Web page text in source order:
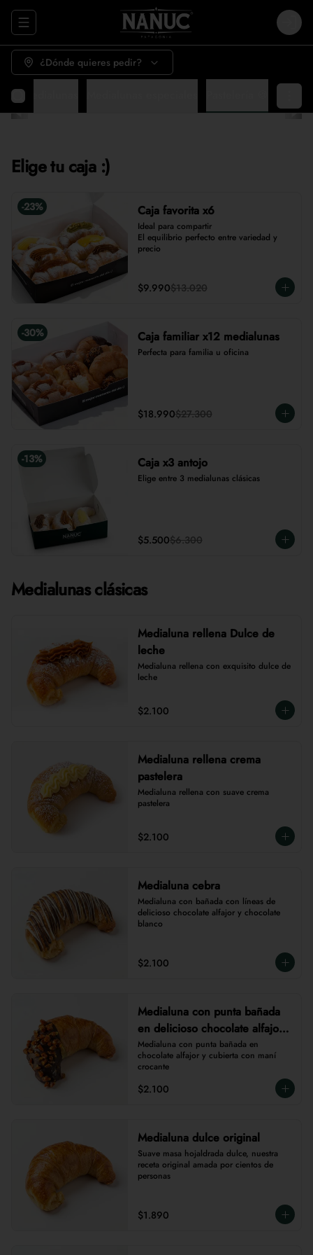
Abrir menu de navegación Login
¿Dónde quieres pedir?
Medialunas
Elige tu caja :)
-23% Caja favorita x6
Ideal para compartir
El equilibrio perfecto entre variedad y
precio
$9.990$13.020
-30% Caja familiar x12 medialunas
Perfecta para familia u oficina
$18.990$27.300
-13% Caja x3 antojo
Elige entre 3 medialunas clásicas
$5.500$6.300
Medialunas clásicas
Medialuna rellena Dulce de
leche
Medialuna rellena con exquisito dulce de
leche
$2.100
Medialuna rellena crema
pastelera
Medialuna rellena con suave crema
pastelera
$2.100
Medialuna cebra
Medialuna con bañada con líneas de
delicioso chocolate alfajor y chocolate
blanco
$2.100
Medialuna con punta bañada
en delicioso chocolate alfajor
y cubierta por maní crocante
Medialuna con punta bañada en
chocolate alfajor y cubierta con maní
crocante
$2.100
Medialuna dulce original
Suave masa hojaldrada dulce, nuestra
receta original amada por cientos de
personas
$1.890